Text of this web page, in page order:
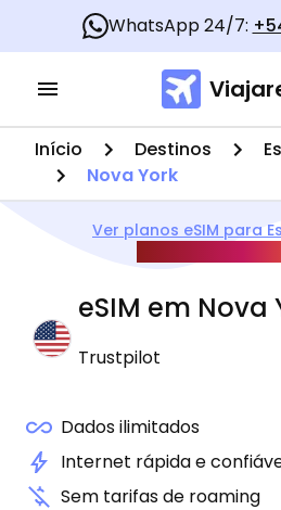
WhatsApp 24/7:
Início Destinos
Nova York
Ver planos eSIM para
eSIM em Nova
Trustpilot
Dados ilimitados
Internet rápida e
Sem tarifas de roaming